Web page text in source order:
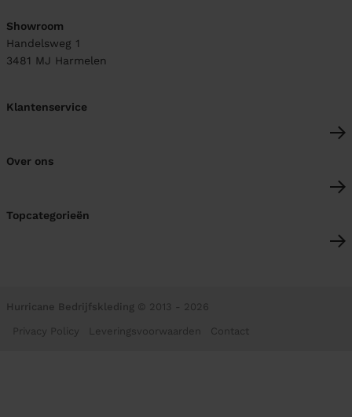
Showroom
Handelsweg 1
3481 MJ Harmelen
Klantenservice
Over ons
Topcategorieën
Hurricane Bedrijfskleding © 2013 - 2026
Privacy Policy Leveringsvoorwaarden Contact